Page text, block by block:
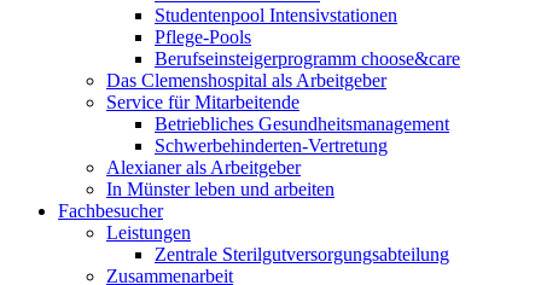
Studentenpool Intensivstationen
Pflege-Pools
Berufseinsteigerprogramm choose&care
Das Clemenshospital als Arbeitgeber
Service für Mitarbeitende
Betriebliches Gesundheitsmanagement
Schwerbehinderten-Vertretung
Alexianer als Arbeitgeber
In Münster leben und arbeiten
Fachbesucher
Leistungen
Zentrale Sterilgutversorgungsabteilung
Zusammenarbeit